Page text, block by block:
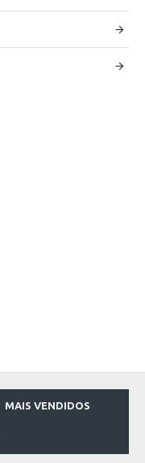
MAIS VENDIDOS